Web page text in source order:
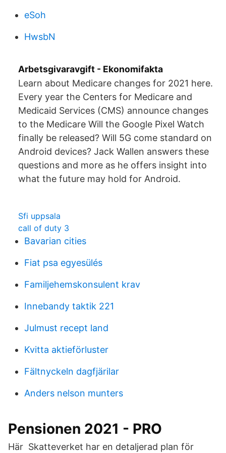
eSoh
HwsbN
Arbetsgivaravgift - Ekonomifakta
Learn about Medicare changes for 2021 here.
Every year the Centers for Medicare and
Medicaid Services (CMS) announce changes
to the Medicare Will the Google Pixel Watch
finally be released? Will 5G come standard on
Android devices? Jack Wallen answers these
questions and more as he offers insight into
what the future may hold for Android.
Sfi uppsala
call of duty 3
Bavarian cities
Fiat psa egyesülés
Familjehemskonsulent krav
Innebandy taktik 221
Julmust recept land
Kvitta aktieförluster
Fältnyckeln dagfjärilar
Anders nelson munters
Pensionen 2021 - PRO
Här Skatteverket har en detaljerad plan för